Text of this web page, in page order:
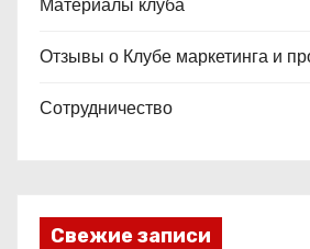
Материалы клуба
Отзывы о Клубе маркетинга и
Сотрудничество
Свежие записи